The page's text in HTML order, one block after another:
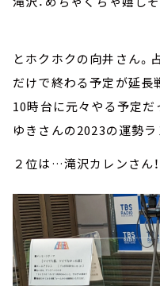
とホクホクの向井さん。
だけで終わる予定が延長
10時台に元々やる予定だ
ゆきさんの2023の運勢ラ
２位は…滝沢カレンさん！